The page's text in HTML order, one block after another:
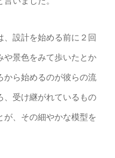
設計を始める前に２回
や景色をみて歩いたとか
から始めるのが彼らの流
、受け継がれているもの
が、その細やかな模型を